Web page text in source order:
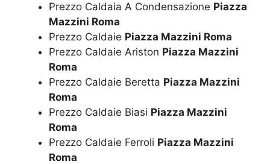
Prezzo Caldaia A Condensazione Piazza
Mazzini Roma
Prezzo Caldaie Piazza Mazzini Roma
Prezzo Caldaie Ariston Piazza Mazzini
Roma
Prezzo Caldaie Beretta Piazza Mazzini
Roma
Prezzo Caldaie Biasi Piazza Mazzini
Roma
Prezzo Caldaie Ferroli Piazza Mazzini
Roma